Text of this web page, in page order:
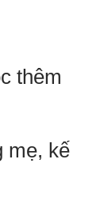
thêm
mẹ, kế